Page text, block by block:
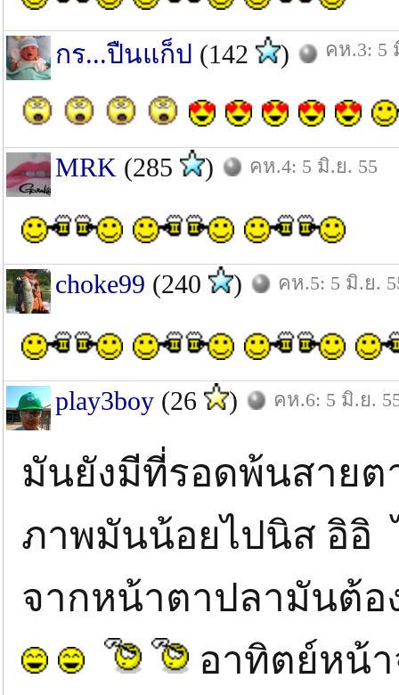
กร...ปืนแก็ป (142 ) คห.3: 5
MRK (285 ) คห.4: 5 มิ.ย. 55
choke99 (240 ) คห.5: 5 มิ.ย.
play3boy (26 ) คห.6: 5 มิ.ย.
มันยังมีที่รอดพ้นสายต
ภาพมันน้อยไปนิส อิอิ
จากหน้าตาปลามันต้
อาทิตย์หน้